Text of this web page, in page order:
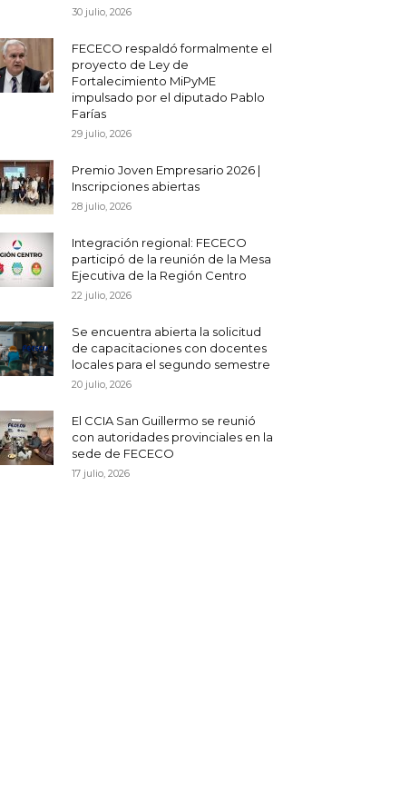
30 julio, 2026
FECECO respaldó formalmente el
proyecto de Ley de
Fortalecimiento MiPyME
impulsado por el diputado Pablo
Farías
29 julio, 2026
Premio Joven Empresario 2026 |
Inscripciones abiertas
28 julio, 2026
Integración regional: FECECO
participó de la reunión de la Mesa
Ejecutiva de la Región Centro
22 julio, 2026
Se encuentra abierta la solicitud
de capacitaciones con docentes
locales para el segundo semestre
20 julio, 2026
El CCIA San Guillermo se reunió
con autoridades provinciales en la
sede de FECECO
17 julio, 2026